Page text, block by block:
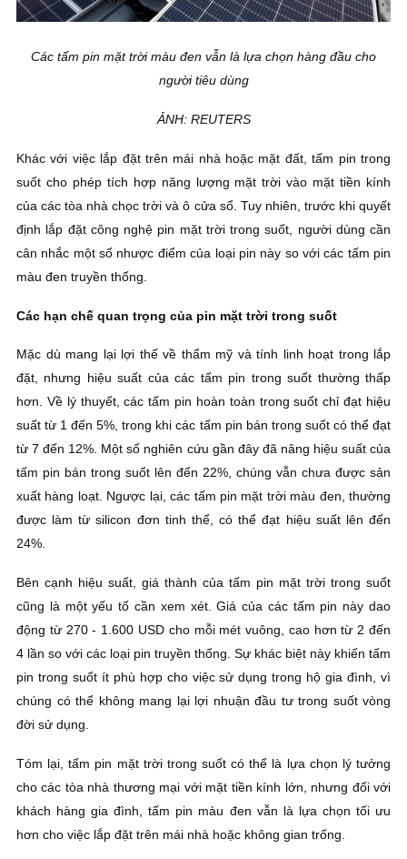
Các tấm pin mặt trời màu đen vẫn là lựa chọn hàng đầu cho
người tiêu dùng
ẢNH: REUTERS
Khác với việc lắp đặt trên mái nhà hoặc mặt đất, tấm pin trong
suốt cho phép tích hợp năng lượng mặt trời vào mặt tiền kính
của các tòa nhà chọc trời và ô cửa sổ. Tuy nhiên, trước khi quyết
định lắp đặt công nghệ pin mặt trời trong suốt, người dùng cần
cân nhắc một số nhược điểm của loại pin này so với các tấm pin
màu đen truyền thống.
Các hạn chế quan trọng của pin mặt trời trong suốt
Mặc dù mang lại lợi thế về thẩm mỹ và tính linh hoạt trong lắp
đặt, nhưng hiệu suất của các tấm pin trong suốt thường thấp
hơn. Về lý thuyết, các tấm pin hoàn toàn trong suốt chỉ đạt hiệu
suất từ 1 đến 5%, trong khi các tấm pin bán trong suốt có thể đạt
từ 7 đến 12%. Một số nghiên cứu gần đây đã nâng hiệu suất của
tấm pin bán trong suốt lên đến 22%, chúng vẫn chưa được sản
xuất hàng loạt. Ngược lại, các tấm pin mặt trời màu đen, thường
được làm từ silicon đơn tinh thể, có thể đạt hiệu suất lên đến
24%.
Bên cạnh hiệu suất, giá thành của tấm pin mặt trời trong suốt
cũng là một yếu tố cần xem xét. Giá của các tấm pin này dao
động từ 270 - 1.600 USD cho mỗi mét vuông, cao hơn từ 2 đến
4 lần so với các loại pin truyền thống. Sự khác biệt này khiến tấm
pin trong suốt ít phù hợp cho việc sử dụng trong hộ gia đình, vì
chúng có thể không mang lại lợi nhuận đầu tư trong suốt vòng
đời sử dụng.
Tóm lại, tấm pin mặt trời trong suốt có thể là lựa chọn lý tưởng
cho các tòa nhà thương mại với mặt tiền kính lớn, nhưng đối với
khách hàng gia đình, tấm pin màu đen vẫn là lựa chọn tối ưu
hơn cho việc lắp đặt trên mái nhà hoặc không gian trống.